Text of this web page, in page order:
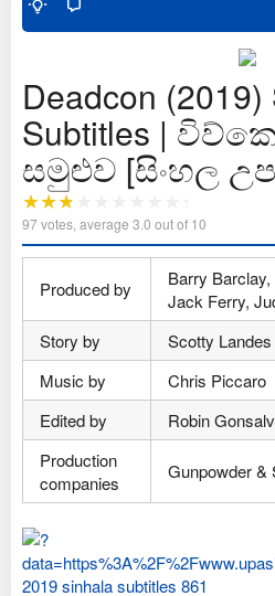
Deadcon (2019)
Subtitles |
සමුළුව [සිංහල
97votes, average 3.0 out of 10
Produced by
Barry
Jack Ferry,
Story by
Scotty Landes
Music by
Chris Piccaro
Edited by
Robin
Production
companies
Gunpowder &